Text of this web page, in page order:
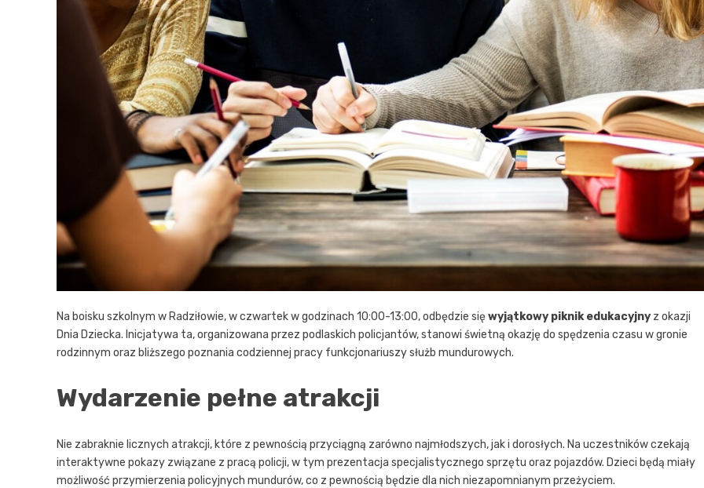
Na boisku szkolnym w Radziłowie, w czwartek w godzinach 10:00-13:00, odbędzie sięwyjątkowy piknik edukacyjny z okazji
Dnia Dziecka. Inicjatywa ta, organizowana przez podlaskich policjantów, stanowi świetną okazję do spędzenia czasu w gronie
rodzinnym oraz bliższego poznania codziennej pracy funkcjonariuszy służb mundurowych.
Wydarzenie pełne atrakcji
Nie zabraknie licznych atrakcji, które z pewnością przyciągną zarówno najmłodszych, jak i dorosłych. Na uczestników czekają
interaktywne pokazy związane z pracą policji, w tym prezentacja specjalistycznego sprzętu oraz pojazdów. Dzieci będą miały
możliwość przymierzenia policyjnych mundurów, co z pewnością będzie dla nich niezapomnianym przeżyciem.